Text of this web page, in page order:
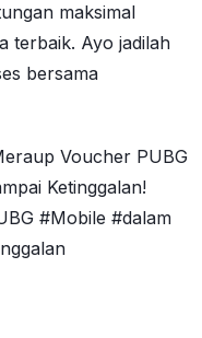
maksimal
terbaik. Ayo jadilah
bersama
Voucher PUBG
Ketinggalan!
#Mobile #dalam